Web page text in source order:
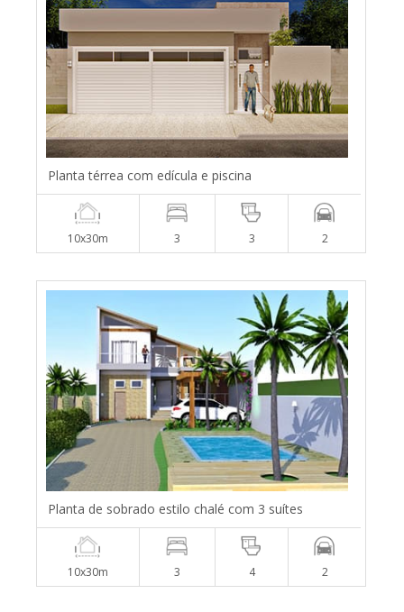
Planta térrea com edícula e piscina
10x30m 3 3 2
Planta de sobrado estilo chalé com 3 suítes
10x30m 3 4 2